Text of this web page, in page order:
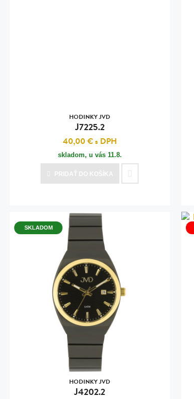
HODINKY JVD
J7225.2
40,00 €s DPH
skladom, u vás 11.8.
PRIDAŤ DO KOŠÍKA
SKLADOM
HODINKY JVD
J4202.2